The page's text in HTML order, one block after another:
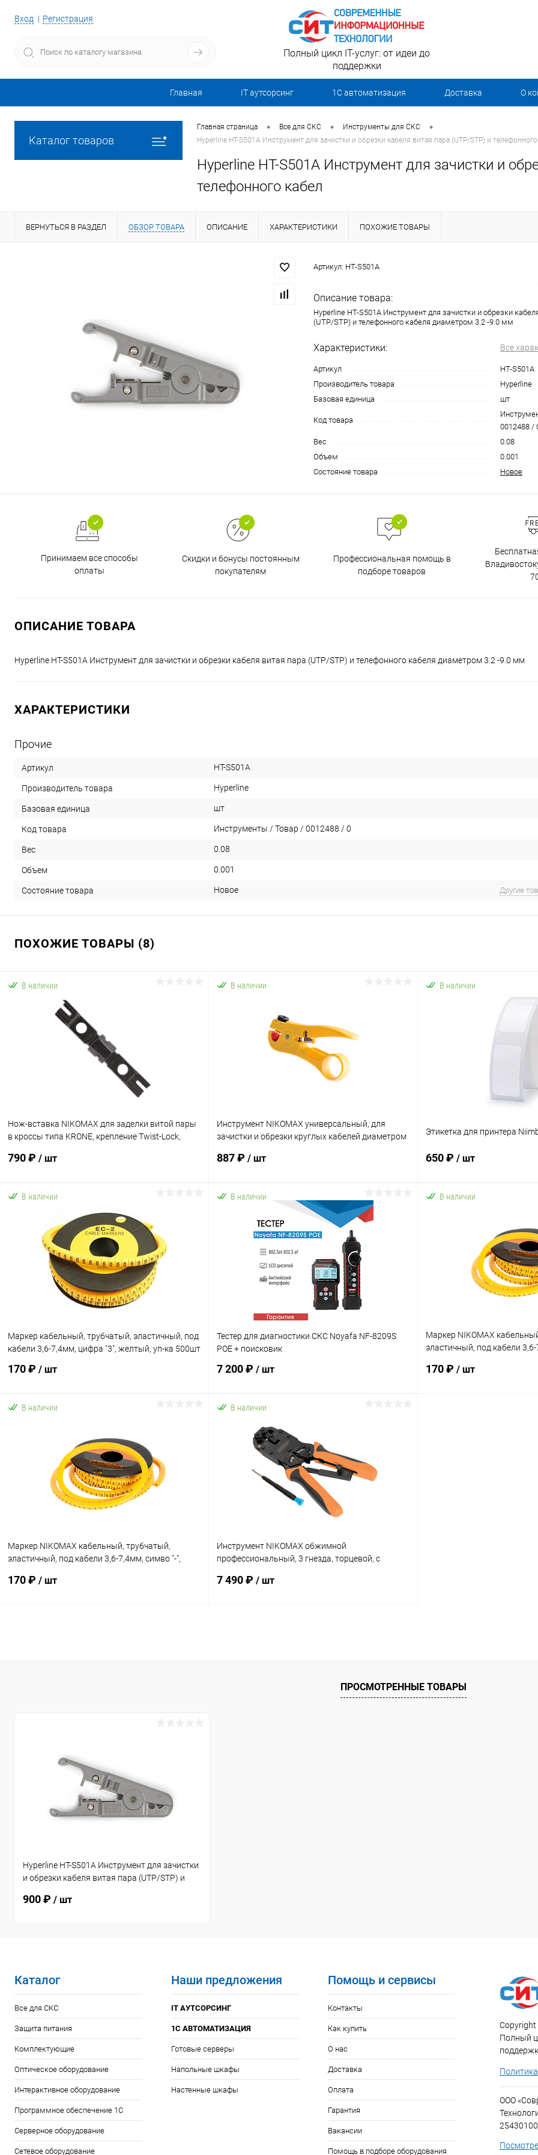
Вход Регистрация
Полный цикл IT-услуг: от идеи до
поддержки
Главная IT аутсорсинг 1С автоматизация Доставка О
Каталог товаров
Главная страница • Все для СКС • Инструменты для СКС •
Hyperline HT-S501A Инструмент для зачистки и обрезки кабеля витая пара (UTP/STP) и
Hyperline HT-S501A Инструмент для зачистки и
телефонного кабел
ВЕРНУТЬСЯ В РАЗДЕЛ ОБЗОР ТОВАРА ОПИСАНИЕ ХАРАКТЕРИСТИКИ ПОХОЖИЕ ТОВАРЫ
Артикул: HT-S501A
Описание товара:
Hyperline HT-S501A Инструмент для зачистки и обрезки
(UTP/STP) и телефонного кабеля диаметром 3.2 -9.0 мм
Характеристики: Все
Артикул
HT-S501A
Производитель товара
Hyperline
Базовая единица
шт
Код товара
0012488 /
Вес
0.08
Объем
0.001
Состояние товара
Новое
Принимаем все способы
оплаты
Скидки и бонусы постоянным
покупателям
Профессиональная помощь в
подборе товаров
ОПИСАНИЕ ТОВАРА
Hyperline HT-S501A Инструмент для зачистки и обрезки кабеля витая пара (UTP/STP) и телефонного кабеля диаметром 3.2 -9.0 мм
ХАРАКТЕРИСТИКИ
Прочие
Артикул HT-S501A
Производитель товара Hyperline
Базовая единица шт
Код товара Инструменты / Товар / 0012488 / 0
Вес 0.08
Объем 0.001
Состояние товара Новое Другие
ПОХОЖИЕ ТОВАРЫ (8)
В наличии
Нож-вставка NIKOMAX для заделки витой пары
в кроссы типа KRONE, крепление Twist-Lock,
790 ₽ / шт
Купить в 1 клик К сравнению
В избранное В наличии
В наличии
Инструмент NIKOMAX универсальный, для
зачистки и обрезки круглых кабелей диаметром
887 ₽ / шт
В корзину
Купить в 1 клик К сравнению
В наличии
В наличии
Этикетка для принтера
650 ₽ / шт
Купить в 1 клик
В избранное
В наличии
Маркер кабельный, трубчатый, эластичный, под
кабели 3,6-7,4мм, цифра "3", желтый, уп-ка 500шт
170 ₽ / шт
Купить в 1 клик К сравнению
В избранное В наличии
В наличии
Тестер для диагностики СКС Noyafa NF-8209S
POE + поисковик
7 200 ₽ / шт
Купить в 1 клик
В избранное В наличии
В наличии
Маркер NIKOMAX
эластичный, под кабели
170 ₽ / шт
В наличии
Маркер NIKOMAX кабельный, трубчатый,
эластичный, под кабели 3,6-7,4мм, симво "-",
170 ₽ / шт
Купить в 1 клик К сравнению
В наличии
Инструмент NIKOMAX обжимной
профессиональный, 3 гнезда, торцевой, с
7 490 ₽ / шт
Купить в 1 клик К сравнению
В наличии
ПРОСМОТРЕННЫЕ ТОВАРЫ
Hyperline HT-S501A Инструмент для зачистки
и обрезки кабеля витая пара (UTP/STP) и
900 ₽ / шт
Каталог
Все для СКС
Защита питания
Комплектующие
Оптическое оборудование
Интерактивное оборудование
Программное обеспечение 1С
Серверное оборудование
Сетевое оборудование
Наши предложения
IT АУТСОРСИНГ
1С АВТОМАТИЗАЦИЯ
Готовые серверы
Напольные шкафы
Настенные шкафы
Помощь и сервисы
Контакты
Как купить
О нас
Доставка
Оплата
Гарантия
Вакансии
Помощь в подборе оборудования
Copyright
Полный
ООО